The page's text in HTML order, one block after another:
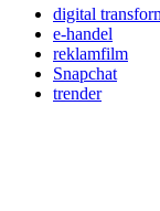
digital
e-handel
reklamfilm
Snapchat
trender